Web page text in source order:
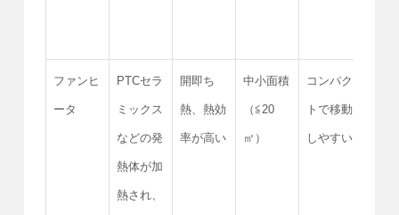
ファンヒ
ータ
PTCセラ
ミックス
などの発
熱体が加
熱され、
開即ち
熱、熱効
率が高い
中小面積
（≦20
㎡）
コンパク
トで移動
しやすい